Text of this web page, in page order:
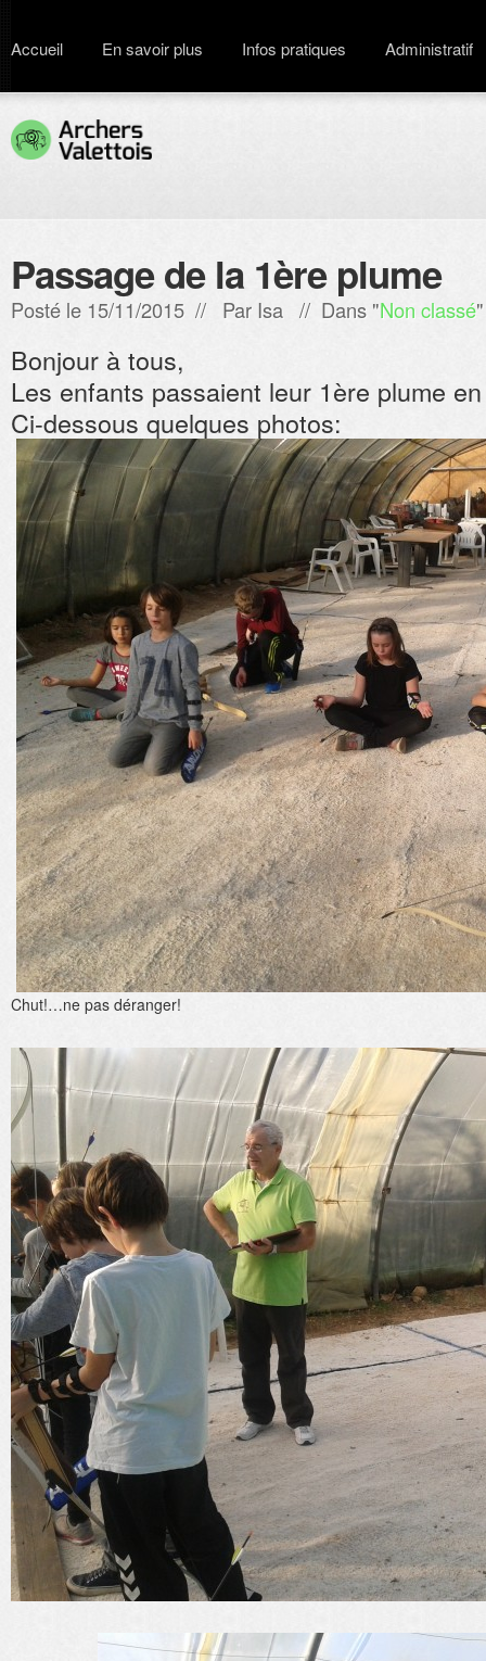
Accueil En savoir plus Infos pratiques Administratif
Passage de la 1ère plume
Posté le 15/11/2015 // Par Isa // Dans "Non classé"
Bonjour à tous,
Les enfants passaient leur 1ère plume
Ci-dessous quelques photos:
Chut!…ne pas déranger!